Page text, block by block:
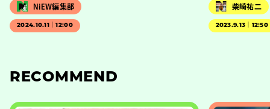
NiEW編集部
2024.10.11｜12:00
柴崎祐二
2023.9.13｜12:50
RECOMMEND